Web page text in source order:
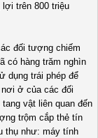
trên 800 triệu
đối tượng chiếm
có hàng trăm nghìn
dụng trái phép để
nơi ở của các đối
vật liên quan đến
trộm cắp thẻ tín
thụ như: máy tính